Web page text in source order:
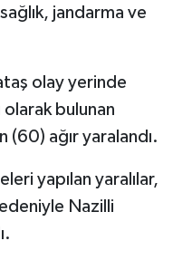
jandarma ve
olay yerinde
bulunan
(60) ağır yaralandı.
yapılan yaralılar,
Nazilli